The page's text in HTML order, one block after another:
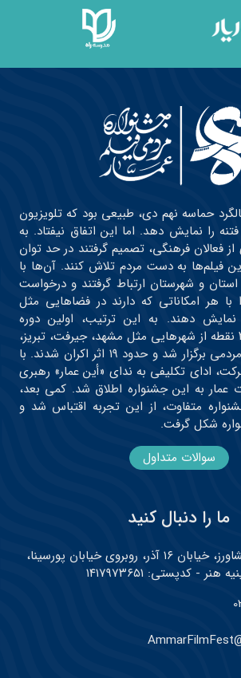
سالگرد حماسه نهم دی، طبیعی بود که تلویزیون
را نمایش دهد. اما این اتفاق نیفتاد. به
فعالان فرهنگی، تصمیم گرفتند در حد توان
فیلم‌ها به دست مردم تلاش کنند. آن‌ها با
و شهرستان ارتباط گرفتند و درخواست
با هر امکاناتی که دارند در فضاهایی مثل
دهند. به این ترتیب، اولین دوره
جشنواره در حدود ۳۰ نقطه از شهرهایی مثل مشهد، جیرفت، تبریز،
تهران و… به صورت مردمی برگزار شد و حدود ۱۹ اثر اکران شدند. با
ادای تکلیفی به ندای «أین عمار» رهبری
عمار به این جشنواره اطلاق شد. کمی بعد،
متفاوت، از این تجربه اقتباس شد و
شکل گرفت.
سوالات متداول
ما را دنبال کنید
تهران، بلوار کشاورز، خیابان ۱۶ آذر، روبروی خیابان پورسینا،